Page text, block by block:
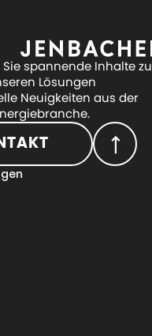
spannende Inhalte zu
Lösungen
Neuigkeiten aus der